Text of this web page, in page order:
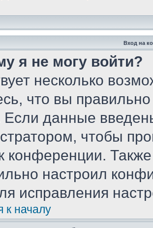
Вход на
я не могу войти?
несколько
что вы
Если данные
чтобы
конференции.
настроил
исправления
к началу